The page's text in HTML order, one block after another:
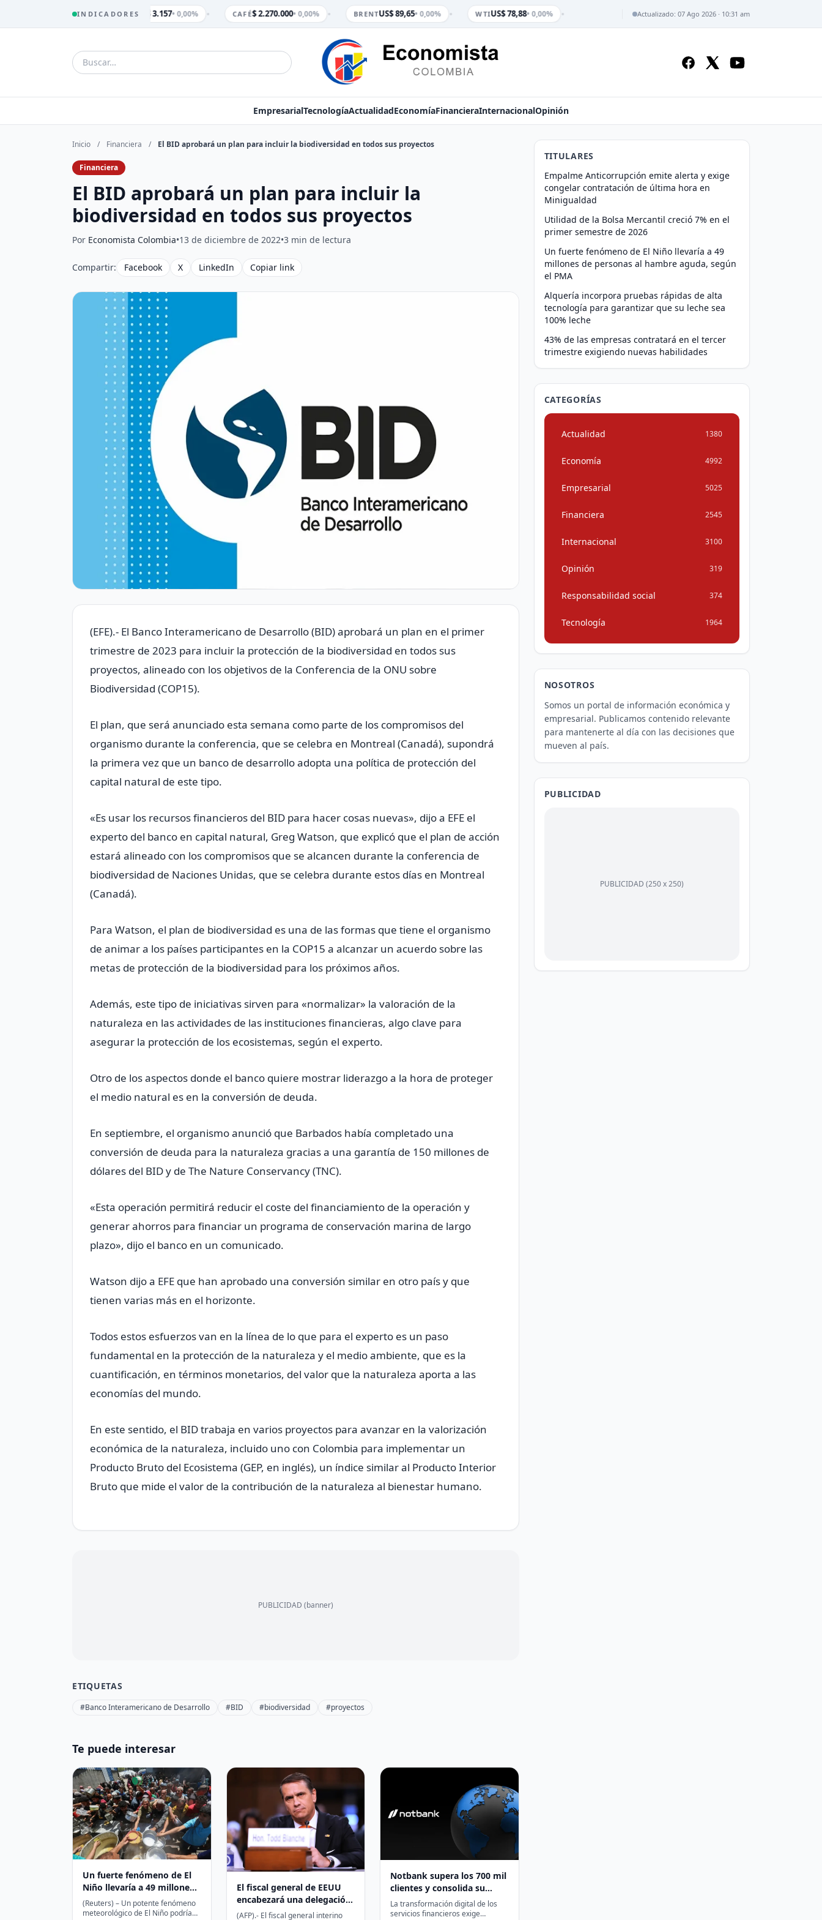
INDICADORES
TRM $ 3.157• 0,00% CAFÉ $ 2.270.000• 0,00% BRENTUS$ 89,65• 0,00% WTIUS$ 78,88• 0,00% Actualizado: 07 Ago 2026 · 10:31 am
EmpresarialTecnologíaActualidadEconomíaFinancieraInternacionalOpinión
Inicio / Financiera / El BID aprobará un plan para incluir la biodiversidad en todos sus proyectos
Financiera
El BID aprobará un plan para incluir la
biodiversidad en todos sus proyectos
Por Economista Colombia•13 de diciembre de 2022•3 min de lectura
Compartir: Facebook X LinkedIn Copiar link
(EFE).- El Banco Interamericano de Desarrollo (BID) aprobará un plan en el primer
trimestre de 2023 para incluir la protección de la biodiversidad en todos sus
proyectos, alineado con los objetivos de la Conferencia de la ONU sobre
Biodiversidad (COP15).
El plan, que será anunciado esta semana como parte de los compromisos del
organismo durante la conferencia, que se celebra en Montreal (Canadá), supondrá
la primera vez que un banco de desarrollo adopta una política de protección del
capital natural de este tipo.
«Es usar los recursos financieros del BID para hacer cosas nuevas», dijo a EFE el
experto del banco en capital natural, Greg Watson, que explicó que el plan de acción
estará alineado con los compromisos que se alcancen durante la conferencia de
biodiversidad de Naciones Unidas, que se celebra durante estos días en Montreal
(Canadá).
Para Watson, el plan de biodiversidad es una de las formas que tiene el organismo
de animar a los países participantes en la COP15 a alcanzar un acuerdo sobre las
metas de protección de la biodiversidad para los próximos años.
Además, este tipo de iniciativas sirven para «normalizar» la valoración de la
naturaleza en las actividades de las instituciones financieras, algo clave para
asegurar la protección de los ecosistemas, según el experto.
Otro de los aspectos donde el banco quiere mostrar liderazgo a la hora de proteger
el medio natural es en la conversión de deuda.
En septiembre, el organismo anunció que Barbados había completado una
conversión de deuda para la naturaleza gracias a una garantía de 150 millones de
dólares del BID y de The Nature Conservancy (TNC).
«Esta operación permitirá reducir el coste del financiamiento de la operación y
generar ahorros para financiar un programa de conservación marina de largo
plazo», dijo el banco en un comunicado.
Watson dijo a EFE que han aprobado una conversión similar en otro país y que
tienen varias más en el horizonte.
Todos estos esfuerzos van en la línea de lo que para el experto es un paso
fundamental en la protección de la naturaleza y el medio ambiente, que es la
cuantificación, en términos monetarios, del valor que la naturaleza aporta a las
economías del mundo.
En este sentido, el BID trabaja en varios proyectos para avanzar en la valorización
económica de la naturaleza, incluido uno con Colombia para implementar un
Producto Bruto del Ecosistema (GEP, en inglés), un índice similar al Producto Interior
Bruto que mide el valor de la contribución de la naturaleza al bienestar humano.
PUBLICIDAD (banner)
ETIQUETAS
#Banco Interamericano de Desarrollo #BID #biodiversidad #proyectos
Te puede interesar
Un fuerte fenómeno de El
Niño llevaría a 49 millones
de personas al hambre
aguda, según el PMA
(Reuters) – Un potente fenómeno
meteorológico de El Niño podría
El fiscal general de EEUU
encabezará una delegación
a la investidura del nuevo
(AFP).- El fiscal general interino
Notbank supera los 700 mil
clientes y consolida su
liderazgo en infraestructura
financiera digital en
La transformación digital de los
servicios financieros exige
TITULARES
Empalme Anticorrupción emite alerta y exige
congelar contratación de última hora en
Minigualdad
Utilidad de la Bolsa Mercantil creció 7% en el
primer semestre de 2026
Un fuerte fenómeno de El Niño llevaría a 49
millones de personas al hambre aguda, según
el PMA
Alquería incorpora pruebas rápidas de alta
tecnología para garantizar que su leche sea
100% leche
43% de las empresas contratará en el tercer
trimestre exigiendo nuevas habilidades
CATEGORÍAS
Actualidad 1380
Economía 4992
Empresarial 5025
Financiera 2545
Internacional 3100
Opinión 319
Responsabilidad social 374
Tecnología 1964
NOSOTROS
Somos un portal de información económica y
empresarial. Publicamos contenido relevante
para mantenerte al día con las decisiones que
mueven al país.
PUBLICIDAD
PUBLICIDAD (250 x 250)